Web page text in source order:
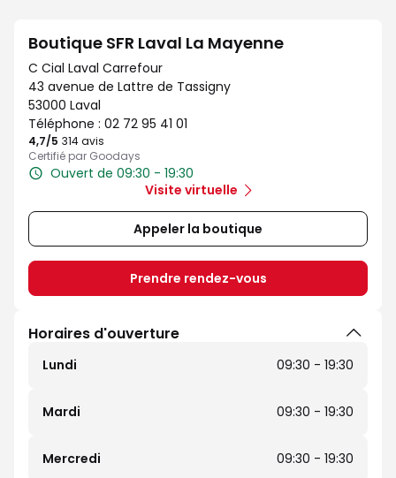
Boutique SFR Laval La Mayenne
C Cial Laval Carrefour
43 avenue de Lattre de Tassigny
53000 Laval
Téléphone : 02 72 95 41 01
4,7/5 Note de 4.7 sur 5
314 avis
Certifié par Goodays
Ouvert de 09:30 - 19:30
Visite virtuelle
Appeler la boutique
Prendre rendez-vous
Horaires d'ouverture
Lundi 09:30 - 19:30
Mardi 09:30 - 19:30
Mercredi 09:30 - 19:30